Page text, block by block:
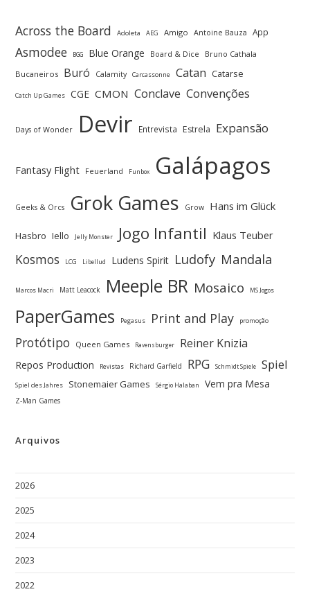
Across the Board Adoleta AEG Amigo Antoine Bauza App
Asmodee BGG Blue Orange Board & Dice
Bruno Cathala
Bucaneiros Buró Calamity Carcassonne Catan Catarse
Catch Up Games CGE CMON Conclave Convenções
Days of Wonder Devir Entrevista Estrela Expansão
Fantasy Flight Feuerland Funbox Galápagos
Geeks & Orcs Grok Games Grow Hans im Glück
Hasbro Iello Jelly Monster Jogo Infantil Klaus Teuber
Kosmos LCG Libellud Ludens Spirit Ludofy Mandala
Marcos Macri Matt Leacock Meeple BR Mosaico MS Jogos
PaperGames Pegasus Print and Play promoção
Protótipo Queen Games Ravensburger Reiner Knizia
Repos Production Revistas Richard Garfield RPG Schmidt Spiele Spiel
Spiel des Jahres Stonemaier Games Sérgio Halaban Vem pra Mesa
Z-Man Games
Arquivos
2026
2025
2024
2023
2022